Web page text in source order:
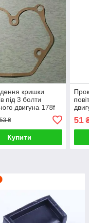
кришки
під 3 болти
двигуна 178f
₴
Купити
51